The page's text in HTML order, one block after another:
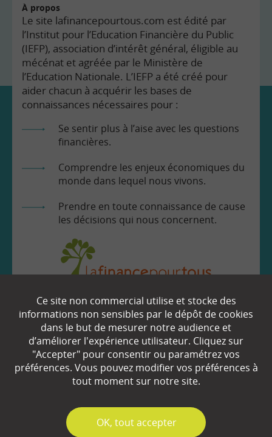
À propos
Le site lafinancepourtous.com est édité par
l’Institut pour l’Education Financière du Public
(IEFP), association d’intérêt général, éligible au
mécénat et agréée par le Ministère de
l’Education Nationale. L’IEFP a été créé pour
aider chacun à acquérir les bases de
connaissances nécessaires pour :
Se sentir plus à l’aise avec les questions
financières.
Comprendre les enjeux économiques du
monde dans lequel nous vivons.
Prendre en toute connaissance de cause
les décisions qui nous concernent.
EN SAVOIR
Qui sommes-nous ?
Partenaires
Plan du site
Ce site non commercial utilise et stocke des
informations non sensibles par le dépôt de cookies
dans le but de mesurer notre audience et
d’améliorer l'expérience utilisateur. Cliquez sur
"Accepter" pour consentir ou paramétrez vos
préférences. Vous pouvez modifier vos préférences à
tout moment sur notre site.
✓
OK, tout accepter